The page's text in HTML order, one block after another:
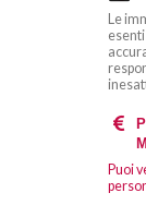
Le
Puoi